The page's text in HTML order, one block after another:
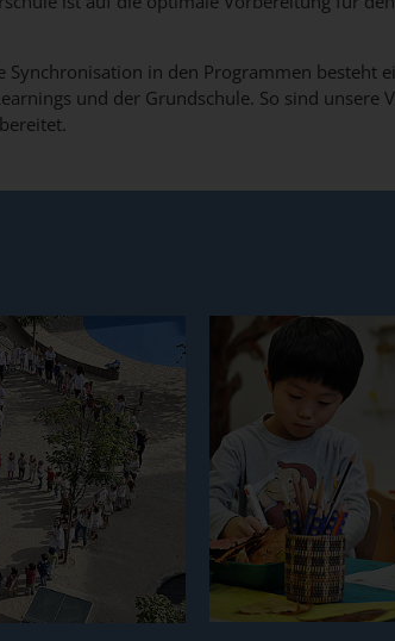
Synchronisation in den Programmen besteht
und der Grundschule. So sind unsere